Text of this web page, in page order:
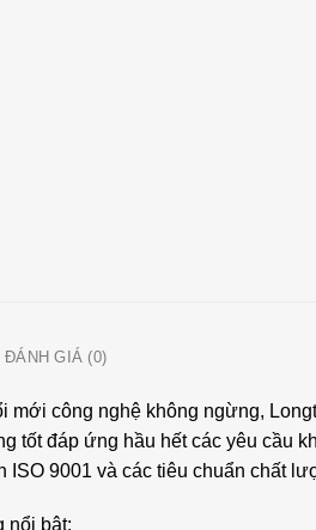
ĐÁNH GIÁ (0)
mới công nghệ không ngừng,
tốt đáp ứng hầu hết các yêu cầu
ISO 9001 và các tiêu chuẩn chất
nổi bật: